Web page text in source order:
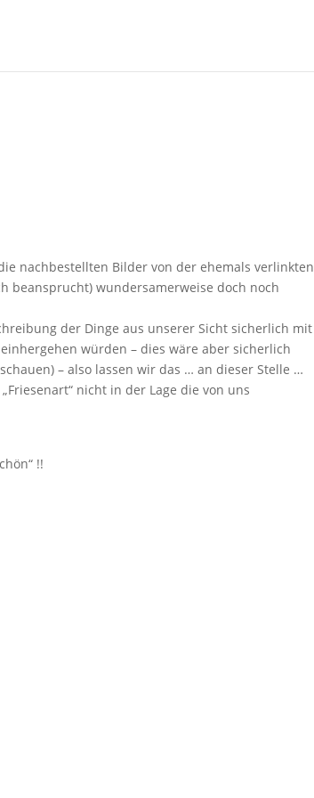
nachbestellten Bilder von der ehemals verlinkten
beansprucht) wundersamerweise doch noch
der Dinge aus unserer Sicht sicherlich mit
würden – dies wäre aber sicherlich
– also lassen wir das … an dieser Stelle …
nicht in der Lage die von uns
!!